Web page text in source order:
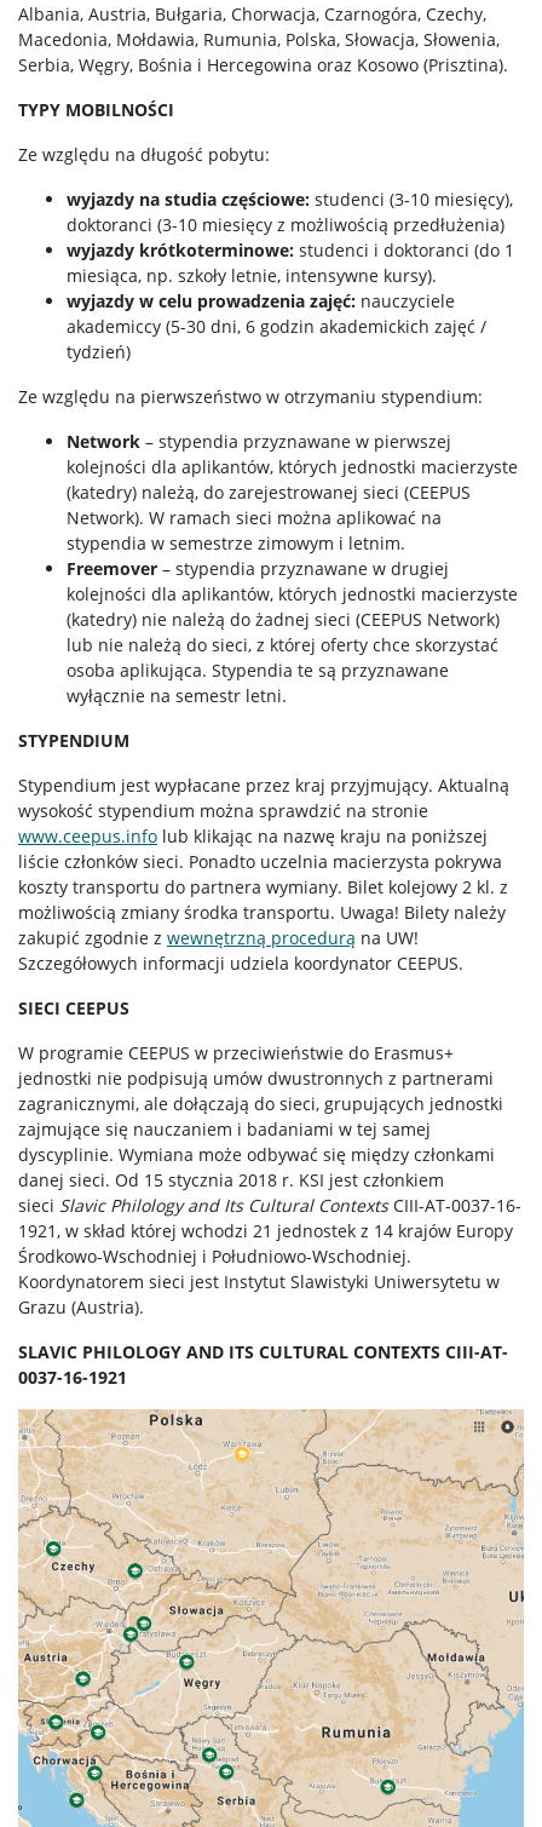
Albania, Austria, Bułgaria, Chorwacja, Czarnogóra, Czechy,
Macedonia, Mołdawia, Rumunia, Polska, Słowacja, Słowenia,
Serbia, Węgry, Bośnia i Hercegowina oraz Kosowo (Prisztina).
TYPY MOBILNOŚCI
Ze względu na długość pobytu:
wyjazdy na studia częściowe: studenci (3-10 miesięcy),
doktoranci (3-10 miesięcy z możliwością przedłużenia)
wyjazdy krótkoterminowe: studenci i doktoranci (do 1
miesiąca, np. szkoły letnie, intensywne kursy).
wyjazdy w celu prowadzenia zajęć: nauczyciele
akademiccy (5-30 dni, 6 godzin akademickich zajęć /
tydzień)
Ze względu na pierwszeństwo w otrzymaniu stypendium:
Network – stypendia przyznawane w pierwszej
kolejności dla aplikantów, których jednostki macierzyste
(katedry) należą, do zarejestrowanej sieci (CEEPUS
Network). W ramach sieci można aplikować na
stypendia w semestrze zimowym i letnim.
Freemover – stypendia przyznawane w drugiej
kolejności dla aplikantów, których jednostki macierzyste
(katedry) nie należą do żadnej sieci (CEEPUS Network)
lub nie należą do sieci, z której oferty chce skorzystać
osoba aplikująca. Stypendia te są przyznawane
wyłącznie na semestr letni.
STYPENDIUM
Stypendium jest wypłacane przez kraj przyjmujący. Aktualną
wysokość stypendium można sprawdzić na stronie
www.ceepus.info lub klikając na nazwę kraju na poniższej
liście członków sieci. Ponadto uczelnia macierzysta pokrywa
koszty transportu do partnera wymiany. Bilet kolejowy 2 kl. z
możliwością zmiany środka transportu. Uwaga! Bilety należy
zakupić zgodnie z wewnętrzną procedurą na UW!
Szczegółowych informacji udziela koordynator CEEPUS.
SIECI CEEPUS
W programie CEEPUS w przeciwieństwie do Erasmus+
jednostki nie podpisują umów dwustronnych z partnerami
zagranicznymi, ale dołączają do sieci, grupujących jednostki
zajmujące się nauczaniem i badaniami w tej samej
dyscyplinie. Wymiana może odbywać się między członkami
danej sieci. Od 15 stycznia 2018 r. KSI jest członkiem
sieci Slavic Philology and Its Cultural ContextsCIII-AT-0037-16-
1921, w skład której wchodzi 21 jednostek z 14 krajów Europy
Środkowo-Wschodniej i Południowo-Wschodniej.
Koordynatorem sieci jest Instytut Slawistyki Uniwersytetu w
Grazu (Austria).
SLAVIC PHILOLOGY AND ITS CULTURAL CONTEXTS CIII-AT-
0037-16-1921